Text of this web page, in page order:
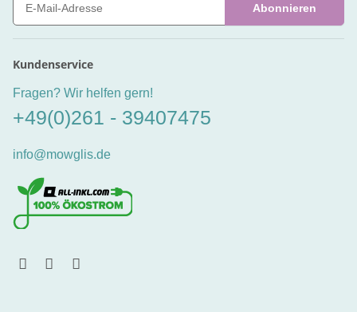
Abonnieren
Kundenservice
Fragen? Wir helfen gern!
+49(0)261 - 39407475
info@mowglis.de